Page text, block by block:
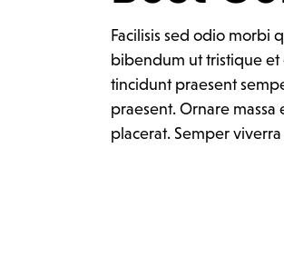
Facilisis sed odio morbi
bibendum ut tristique et
tincidunt praesent
praesent. Ornare
placerat. Semper